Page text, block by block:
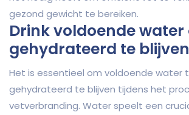
gezond gewicht te bereiken.
Drink voldoende water
gehydrateerd te
Het is essentieel om voldoende water
gehydrateerd te blijven tijdens het
vetverbranding. Water speelt een